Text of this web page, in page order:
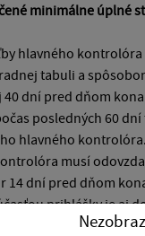
minimálne úplné
hlavného
tabuli a
dní pred dňom
posledných 60
hlavného
musí
14 dní pred dňom
prihlášky je aj
výpisu z